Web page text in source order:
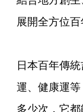
展開全方位
日本百年傳
運、健康運
多少次，它都